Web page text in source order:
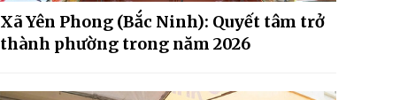
Xã Yên Phong (Bắc Ninh): Quyết tâm trở
thành phường trong năm 2026